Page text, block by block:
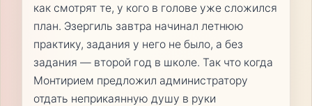
как смотрят те, у кого в голове уже сложился
план. Эзергиль завтра начинал летнюю
практику, задания у него не было, а без
задания — второй год в школе. Так что когда
Монтирием предложил администратору
отдать неприкаянную душу в руки